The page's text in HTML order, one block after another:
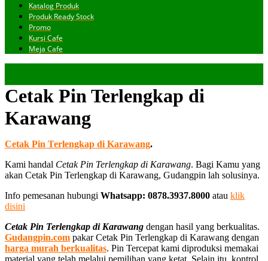
Katalog Produk
Produk Ready Stock
Promo
Kursi Cafe
Meja Cafe
Cetak Pin Terlengkap di
Karawang
Cetak Pin Terlengkap di Karawang.
Kami handal Cetak Pin Terlengkap di Karawang. Bagi Kamu yang
akan Cetak Pin Terlengkap di Karawang, Gudangpin lah solusinya.
Info pemesanan hubungi Whatsapp: 0878.3937.8000 atau klik
disini
Cetak Pin Terlengkap di Karawang dengan hasil yang berkualitas.
Gudangpin.com pakar Cetak Pin Terlengkap di Karawang dengan
harga murah berkualitas. Pin Tercepat kami diproduksi memakai
material yang telah melalui pemilihan yang ketat. Selain itu, kontrol